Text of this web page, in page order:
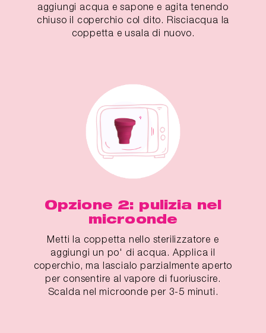
aggiungi acqua e sapone e agita tenendo
chiuso il coperchio col dito. Risciacqua la
coppetta e usala di nuovo.
Opzione 2: pulizia nel
microonde
Metti la coppetta nello sterilizzatore e
aggiungi un po' di acqua. Applica il
coperchio, ma lascialo parzialmente aperto
per consentire al vapore di fuoriuscire.
Scalda nel microonde per 3-5 minuti.